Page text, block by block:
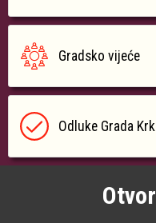
Gradsko vijeće
Odluke Grada